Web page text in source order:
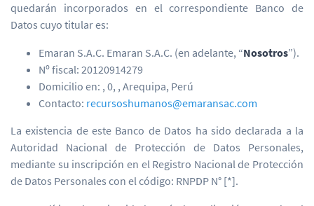
quedarán incorporados en el correspondiente Banco de
Datos cuyo titular es:
Emaran S.A.C. Emaran S.A.C. (en adelante, “Nosotros”).
Nº fiscal: 20120914279
Domicilio en: , 0, , Arequipa, Perú
Contacto: recursoshumanos@emaransac.com
La existencia de este Banco de Datos ha sido declarada a la
Autoridad Nacional de Protección de Datos Personales,
mediante su inscripción en el Registro Nacional de Protección
de Datos Personales con el código: RNPDP N° [*].